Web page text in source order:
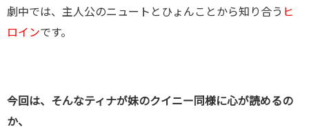
劇中では、主人公のニュートとひょんことから知り合う ヒ
ロインです。
今回は、そんなティナが妹のクイニー同様に心が読めるの
か、